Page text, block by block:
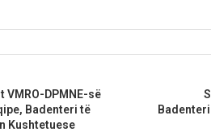
VMRO-DPMNE-së
Badenteri të
Kushtetuese